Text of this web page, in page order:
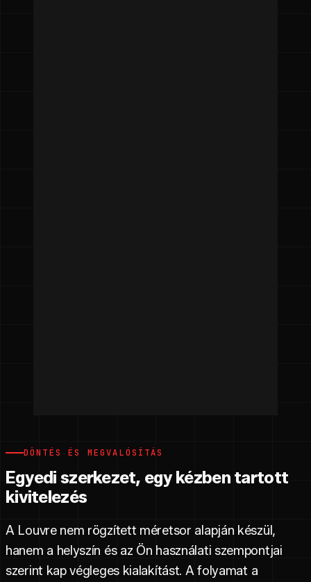
DÖNTÉS ÉS MEGVALÓSÍTÁS
Egyedi szerkezet, egy kézben tartott
kivitelezés
A Louvre nem rögzített méretsor alapján készül,
hanem a helyszín és az Ön használati szempontjai
szerint kap végleges kialakítást. A folyamat a